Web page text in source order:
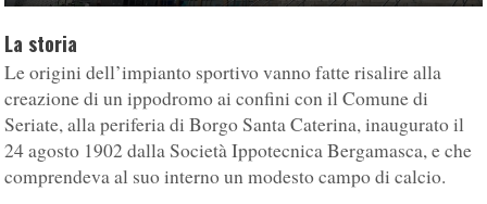
La storia
Le origini dell’impianto sportivo vanno fatte risalire alla
creazione di un ippodromo ai confini con il Comune di
Seriate, alla periferia di Borgo Santa Caterina, inaugurato il
24 agosto 1902 dalla Società Ippotecnica Bergamasca, e che
comprendeva al suo interno un modesto campo di calcio.